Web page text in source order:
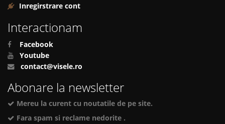
Inregirstrare cont
Interactionam
Facebook
Youtube
contact@visele.ro
Abonare la newsletter
Mereu la curent cu noutatile de pe site.
Fara spam si reclame nedorite .